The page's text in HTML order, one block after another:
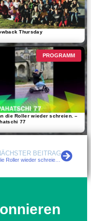
Thursday
PROGRAMM
die Roller wieder schreien. –
77
BEITRAG